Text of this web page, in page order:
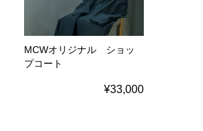
MCWオリジナル ショッ
プコート
¥33,000